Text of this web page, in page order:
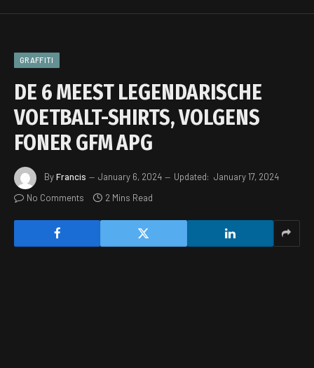
GRAFFITI
DE 6 MEEST LEGENDARISCHE
VOETBALT-SHIRTS, VOLGENS
FONER GFM APG
ByFrancis January 6, 2024 Updated: January 17, 2024
No Comments
2 Mins Read